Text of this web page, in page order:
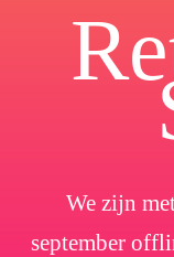
We zijn
september